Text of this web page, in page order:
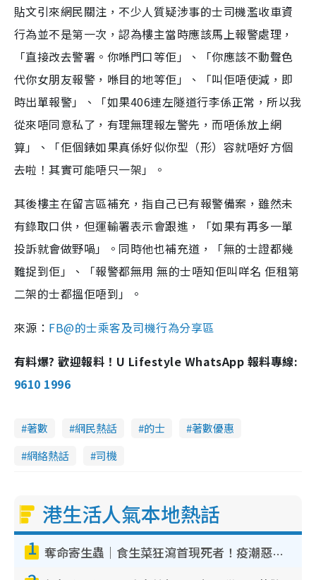
貼文引來網民關注，不少人質疑涉事的士司機濫收車資
行為並不是第一次，認為樓主當時應該馬上報警處理，
「直接改去警署。你喺門口等佢」、「你應該不動聲色
代你女朋友報警，喺目的地等佢」、「叫佢唔使減，即
時出單報警」、「如果406連左隧道行李係正常，所以我
從來唔同意私了，有理無理報左警先，而唔係放上網
算」、「佢個錶如果真係好似你型（形）容就唔好方個
去啦！其實可能唔只一架」。
其後樓主在留言區補充，指自己已有報警備案，雖然未
有錄取口供，但運輸署表示會跟進，「如果有再多一單
投訴就會做野喎」。同時他也補充道，「無的士證都幾
難捉到佢」、「報警都無用 無的士唔知佢叫咩名 佢租第
二架的士都搵佢唔到」。
來源： FB@的士乘客及司機行為分享區
有料爆? 歡迎報料！U Lifestyle WhatsApp 報料專線:
9610 1996
著數 網民熱話 的士
著數優惠
網絡熱話
司機
港生活人氣本地熱話
1 奪命寄生蟲｜食生菜狂瀉首現死者！疫潮惡化錄1.8萬宗病例 揭洗菜3大謬誤